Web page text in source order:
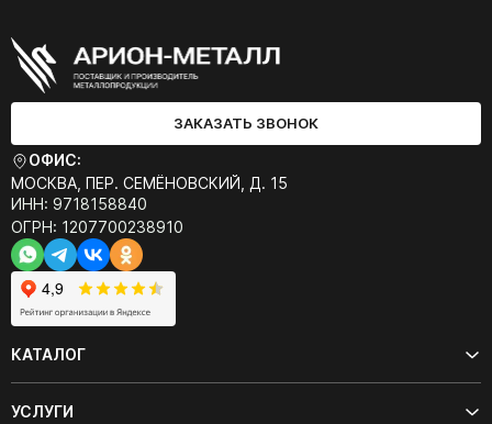
ЗАКАЗАТЬ ЗВОНОК
ОФИС:
МОСКВА, ПЕР. СЕМЁНОВСКИЙ, Д. 15
ИНН: 9718158840
ОГРН: 1207700238910
КАТАЛОГ
УСЛУГИ